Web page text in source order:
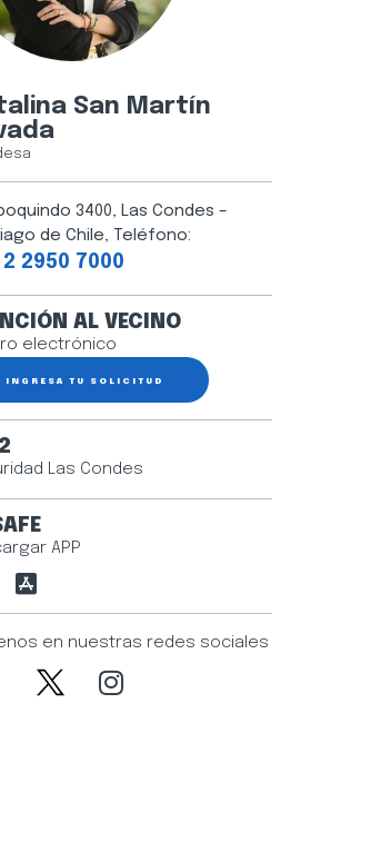
San Martín
3400, Las Condes –
de Chile, Teléfono:
2 2950 7000
AL VECINO
electrónico
INGRESA TU SOLICITUD
Las Condes
APP
en nuestras redes sociales